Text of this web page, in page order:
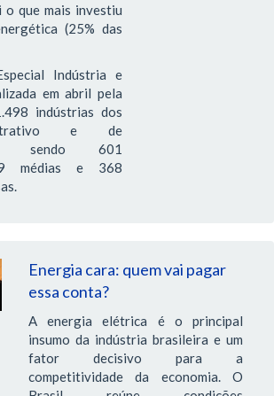
que mais investiu
(25% das
Indústria e
em abril pela
indústrias dos
e de
sendo 601
médias e 368
Energia cara: quem vai pagar
essa conta?
A energia elétrica é o principal
insumo da indústria brasileira e um
fator decisivo para a
competitividade da economia. O